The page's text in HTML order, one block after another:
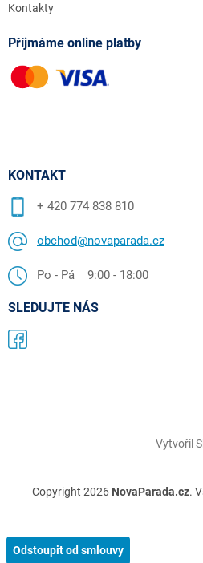
Kontakty
Příjmáme online platby
KONTAKT
+ 420 774 838 810
obchod@novaparada.cz
Po - Pá 9:00 - 18:00
SLEDUJTE NÁS
Vytvořil
Copyright 2026 NovaParada.cz.
Odstoupit od smlouvy